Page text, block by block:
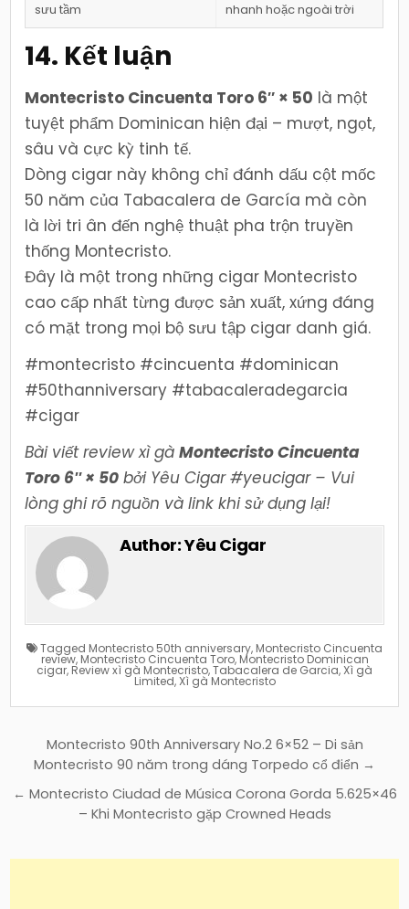
sưu tầm
nhanh hoặc ngoài trời
14. Kết luận
Montecristo Cincuenta Toro 6″ × 50 là một
tuyệt phẩm Dominican hiện đại – mượt, ngọt,
sâu và cực kỳ tinh tế.
Dòng cigar này không chỉ đánh dấu cột mốc
50 năm của Tabacalera de García mà còn
là lời tri ân đến nghệ thuật pha trộn truyền
thống Montecristo.
Đây là một trong những cigar Montecristo
cao cấp nhất từng được sản xuất, xứng đáng
có mặt trong mọi bộ sưu tập cigar danh giá.
#montecristo #cincuenta #dominican
#50thanniversary #tabacaleradegarcia
#cigar
Bài viết review xì gàMontecristo Cincuenta
Toro 6″ × 50 bởi Yêu Cigar #yeucigar – Vui
lòng ghi rõ nguồn và link khi sử dụng lại!
Author:Yêu Cigar
Tagged Montecristo 50th anniversary, Montecristo Cincuenta
review, Montecristo Cincuenta Toro, Montecristo Dominican
cigar, Review xì gà Montecristo,Tabacalera de Garcia,Xì gà
Limited,Xì gà Montecristo
Điều
hướng
bài
Montecristo 90th Anniversary No.2 6×52 – Di sản
Montecristo 90 năm trong dáng Torpedo cổ điển →
← Montecristo Ciudad de Música Corona Gorda 5.625×46
– Khi Montecristo gặp Crowned Heads